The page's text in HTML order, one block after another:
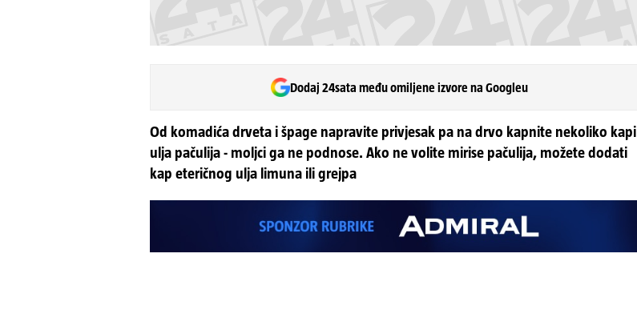
Dodaj 24sata među omiljene izvore na Googleu
Od komadića drveta i špage napravite privjesak pa na drvo kapnite nekoliko kapi
ulja pačulija - moljci ga ne podnose. Ako ne volite mirise pačulija, možete dodati
kap eteričnog ulja limuna ili grejpa